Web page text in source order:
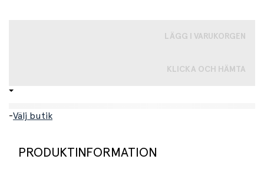
LÄGG I VARUKORGEN
KLICKA OCH HÄMTA
-Välj butik
PRODUKTINFORMATION